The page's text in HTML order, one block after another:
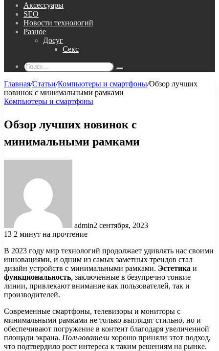
Аксессуары
SEO
Новости технологий
Разное
Досуг
Секс
Поиск...
Главная/Статьи/Компьютеры и смартфоны/Обзор лучших
новинок с минимальными рамками
Компьютеры и смартфоны
Обзор лучших новинок с
минимальными рамками
admin2 сентября, 2023
13 2 минут на прочтение
В 2023 году мир технологий продолжает удивлять нас своими
инновациями, и одним из самых заметных трендов стал
дизайн устройств с минимальными рамками. Эстетика и
функциональность, заключенные в безупречно тонкие
линии, привлекают внимание как пользователей, так и
производителей.
Современные смартфоны, телевизоры и мониторы с
минимальными рамками не только выглядят стильно, но и
обеспечивают погружение в контент благодаря увеличенной
площади экрана. Пользователи хорошо приняли этот подход,
что подтвердило рост интереса к таким решениям на рынке.